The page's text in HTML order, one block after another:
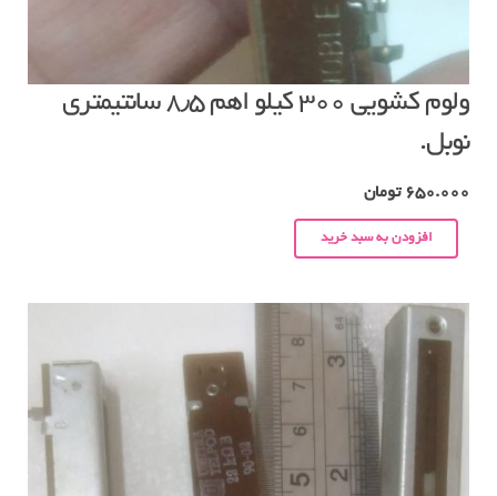
ولوم کشویی ۳۰۰ کیلو اهم ۸٫۵ سانتیمتری
نوبل.
650.000 تومان
افزودن به سبد خرید